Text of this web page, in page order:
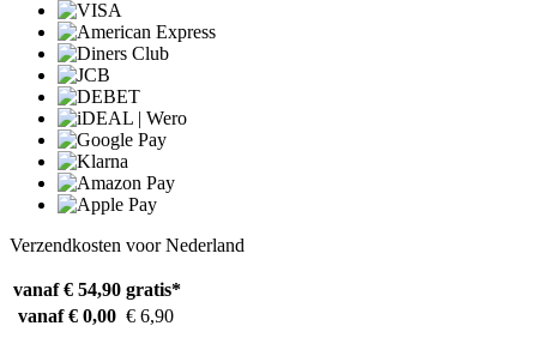
Verzendkosten voor Nederland
vanaf € 54,90 gratis*
vanaf € 0,00 € 6,90